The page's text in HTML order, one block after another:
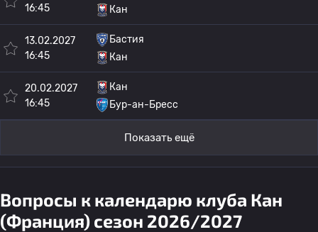
16:45
Кан
13.02.2027
16:45
Бастия
Кан
20.02.2027
16:45
Кан
Бур-ан-Бресс
Показать ещё
Вопросы к календарю клуба Кан
(Франция) сезон 2026/2027